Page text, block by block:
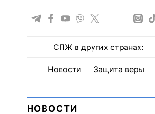
СПЖ в других странах:
Новости Защита веры
НОВОСТИ